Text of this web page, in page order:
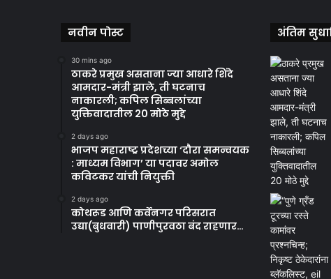
नवीन पोस्ट
30 mins ago
ठाकरे प्रमुख असताना ज्या आधारे शिंदे
आमदार-मंत्री झाले, ती घटनाच
नाकारली; कपिल सिब्बलांच्या
युक्तिवादातील 20 मोठे मुद्दे
2 days ago
भाजप महाराष्ट्र प्रदेशच्या ‘दौरा समन्वयक
: माध्यम विभाग’ या पदावर अमोल
कविटकर यांची नियुक्ती
2 days ago
कोथरूड आणि कर्वेनगर परिसरात
उद्या(बुधवारी) पाणीपुरवठा बंद राहणार…
अंतिम